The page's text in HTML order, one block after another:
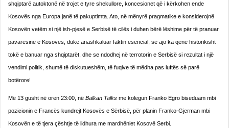
shqiptarë autoktonë në trojet e tyre shekullore, koncesionet që i kërkohen ende
Kosovës nga Europa janë të pakuptimta. Ato, në mënyrë pragmatike e konsiderojnë
Kosovën vetëm si një ish-pjesë e Serbisë të cilës i duhen bërë lëshime për të pranuar
pavarësinë e Kosovës, duke anashkaluar faktin esencial, se ajo ka qënë historikisht
tokë e banuar nga shqiptarët, dhe se ndodhej në terrotorin e Serbisë si rezultat i një
vendimi politik, shumë të diskutueshëm, të fuqive të mëdha pas luftës së parë
botërore!
Më 13 gusht në oren 23:00, në Balkan Talks me kolegun Franko Egro biseduam mbi
pozicionin e Francës kundrejt Kosovës e Sërbisë, për planin Franko-Gjerman mbi
Kosovën e të tjera çështje të lidhura me mardhëniet Kosovë Serbi.